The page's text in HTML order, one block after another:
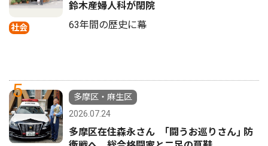
社会
鈴木産婦人科が閉院
63年間の歴史に幕
5
多摩区・麻生区
2026.07.24
多摩区在住森永さん ｢闘うお巡りさん｣ 防